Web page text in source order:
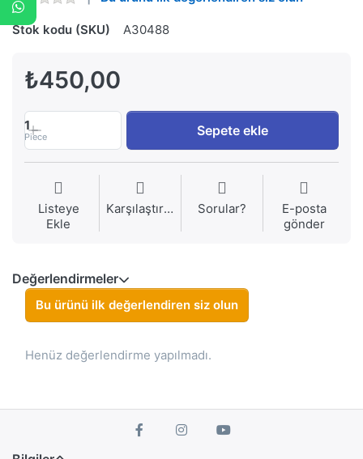
Stok kodu (SKU) A30488
₺450,00
1
Piece Sepete ekle
Listeye
Ekle
Karşılaştırma Sorular?
E-posta
gönder
Değerlendirmeler
Bu ürünü ilk değerlendiren siz olun
Henüz değerlendirme yapılmadı.